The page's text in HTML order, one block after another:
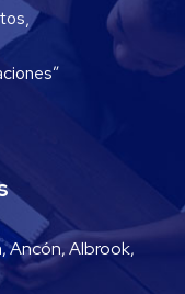
Ancón, Albrook,